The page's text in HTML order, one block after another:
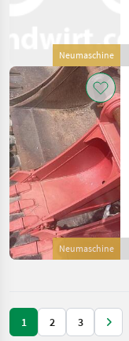
Neumaschine
Neumaschine
1 2 3